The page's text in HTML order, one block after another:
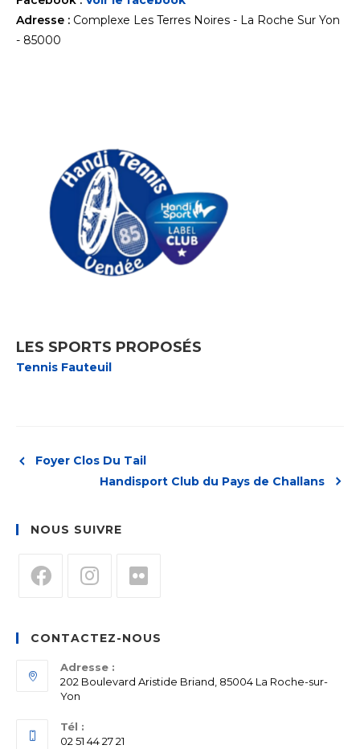
Adresse : Complexe Les Terres Noires - La Roche Sur Yon
- 85000
LES SPORTS PROPOSÉS
Tennis Fauteuil
Foyer Clos Du Tail
Handisport Club du Pays de Challans
NOUS SUIVRE
un
nouvel
onglet
onglet
CONTACTEZ-NOUS
Adresse :
202 Boulevard Aristide Briand, 85004 La Roche-sur-
Yon
Tél :
02 51 44 27 21